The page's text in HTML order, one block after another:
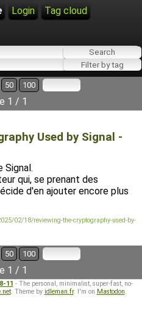
Login
Tag cloud
50 100
1 / 1
Used by Signal -
Signal.
qui, se prenant des
d'en ajouter encore plus
02/18/reviewing-the-cryptography-used-by-
50 100
1 / 1
11 - The personal, minimalist, super-fast, no-
. Theme by idleman.fr. I'm on Mastodon.